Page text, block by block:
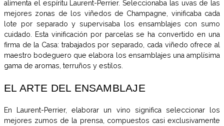
alimenta el espíritu Laurent-Perrier. Seleccionaba las uvas de las
mejores zonas de los viñedos de Champagne, vinificaba cada
lote por separado y supervisaba los ensamblajes con sumo
cuidado. Esta vinificación por parcelas se ha convertido en una
firma de la Casa: trabajados por separado, cada viñedo ofrece al
maestro bodeguero que elabora los ensamblajes una amplísima
gama de aromas, terruños y estilos.
EL ARTE DEL ENSAMBLAJE
En Laurent-Perrier, elaborar un vino significa seleccionar los
mejores zumos de la prensa, compuestos casi exclusivamente